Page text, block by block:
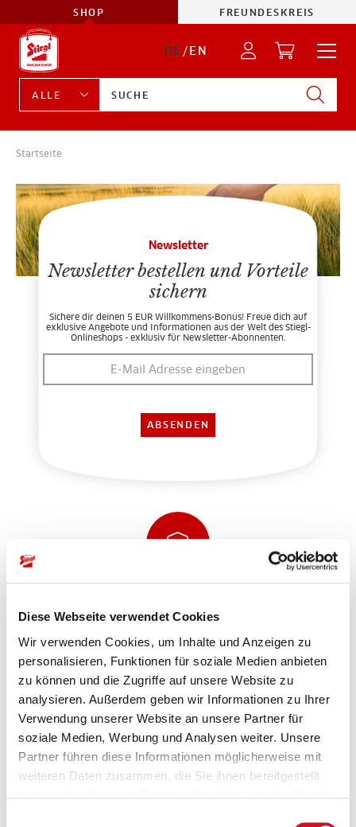
Diese Webseite verwendet Cookies
Wir verwenden Cookies, um Inhalte und Anzeigen zu
personalisieren, Funktionen für soziale Medien anbieten
zu können und die Zugriffe auf unsere Website zu
analysieren. Außerdem geben wir Informationen zu Ihrer
Verwendung unserer Website an unsere Partner für
soziale Medien, Werbung und Analysen weiter. Unsere
Partner führen diese Informationen möglicherweise mit
weiteren Daten zusammen, die Sie ihnen bereitgestellt
SHOP FREUNDESKREIS
DE/EN
Startseite
Newsletter
Newsletter bestellen und Vorteile
sichern
Sichere dir deinen 5 EUR Willkommens-Bonus! Freue dich auf
exklusive Angebote und Informationen aus der Welt des Stiegl-
Onlineshops - exklusiv für Newsletter-Abonnenten.